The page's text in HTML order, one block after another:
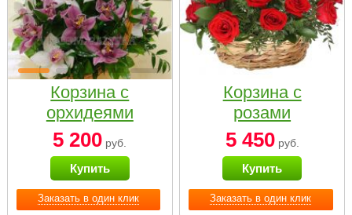
Заказать в один клик
Корзина с
орхидеями
малая
5 200 руб.
Купить
Заказать в один клик
Корзина с
розами
«Красный
Париж»
5 450руб.
Купить